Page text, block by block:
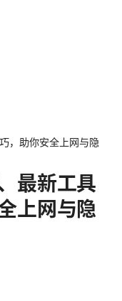
，助你安全上网与隐
最新工具
上网与隐